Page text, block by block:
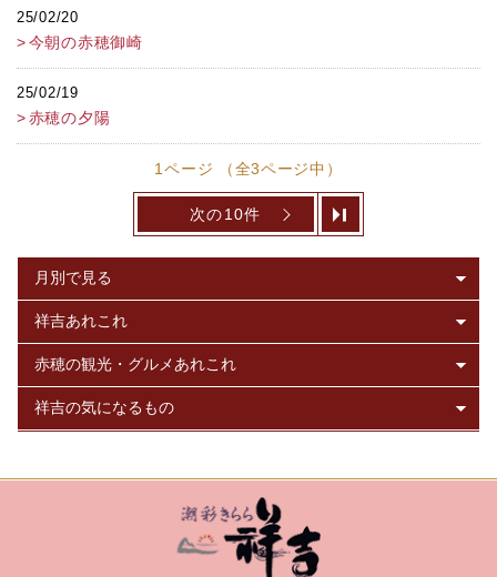
25/02/20
今朝の赤穂御崎
25/02/19
赤穂の夕陽
1ページ （全3ページ中）
次の10件